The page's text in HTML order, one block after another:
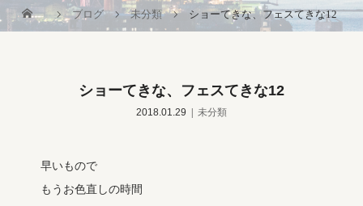
ブログ 未分類 ショーてきな、フェスてきな12
ショーてきな、フェスてきな12
2018.01.29 未分類
早いもので
もうお色直しの時間